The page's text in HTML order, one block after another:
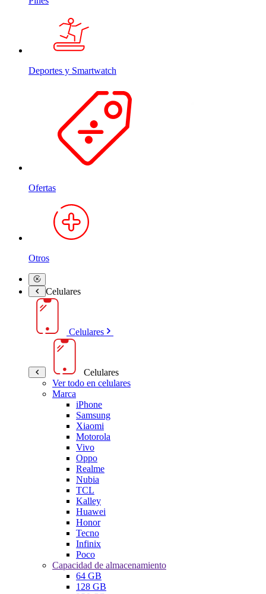
Deportes y Smartwatch
Ofertas
Otros
Celulares
Celulares
Celulares
Ver todo en celulares
Marca
iPhone
Samsung
Xiaomi
Motorola
Vivo
Oppo
Realme
Nubia
TCL
Kalley
Huawei
Honor
Tecno
Infinix
Poco
Capacidad de almacenamiento
64 GB
128 GB